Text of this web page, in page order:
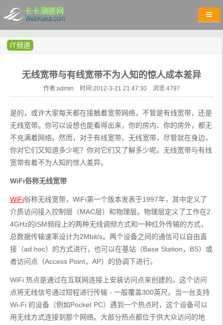
IT频道
无线宽带与有线宽带不为人知的惊人成本差异
作者:admin 时间:2012-3-21 21:47:30 浏览:4797
是的，或许大家每天都在接触着宽带网络，不管是有线宽带，还是
无线宽带。你可以设想也能看得出来，你的房内、你的房外，都无
不充满着网络。然而，对于有线宽带、无线宽带，尽管就在身边，
你对它们又知道多少呢？你对它们又了解多少呢。无线宽带与有线
宽带有着不为人知的惊人差异。
WiFi俗称无线宽带
WiFi俗称无线宽带，WiFi第一个版本发表于1997年，其中定义了
介质访问接入控制层（MAC层）和物理层。物理层定义了工作在2.
4GHz的ISM频段上的两种无线调频方式和一种红外传输的方式，
总数据传输速率设计为2Mbit/s。两个设备之间的通信可以自由直
接（ad hoc）的方式进行，也可以在基站（Base Station，BS）或
者访问点（Access Point，AP）的协调下进行。
WiFi 热点是通过在互联网连接上安装访问点来创建的。这个访问
点将无线信号通过短程进行传输 - 一般覆盖300英尺。当一台支持
Wi-Fi 的设备（例如Pocket PC）遇到一个热点时，这个设备可以
用无线方式连接到那个网络。大部分热点都位于供大众访问的地